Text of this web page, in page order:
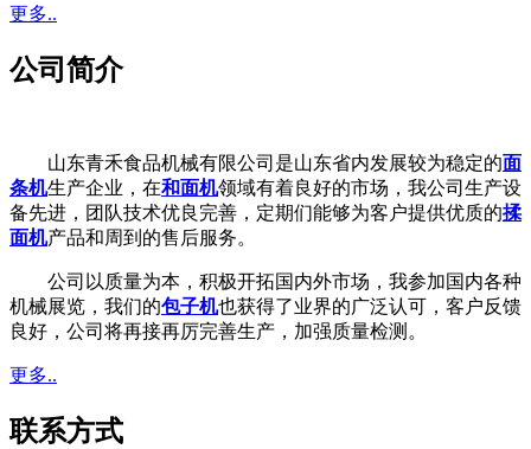
更多..
公司简介
山东青禾食品机械有限公司是山东省内发展较为稳定的面
条机生产企业，在和面机领域有着良好的市场，我公司生产设
备先进，团队技术优良完善，定期们能够为客户提供优质的揉
面机产品和周到的售后服务。
公司以质量为本，积极开拓国内外市场，我参加国内各种
机械展览，我们的包子机也获得了业界的广泛认可，客户反馈
良好，公司将再接再厉完善生产，加强质量检测。
更多..
联系方式